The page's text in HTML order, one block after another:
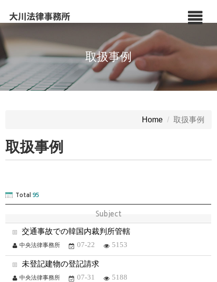
取扱事例
Home 取扱事例
取扱事例
Total95
Subject
交通事故での韓国内裁判所管轄
中央法律事務所 07-22 5153
未登記建物の登記請求
中央法律事務所 07-31 5188